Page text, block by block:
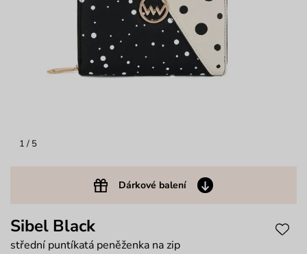
1 / 5
Dárkové balení
Sibel Black
střední puntíkatá peněženka na zip